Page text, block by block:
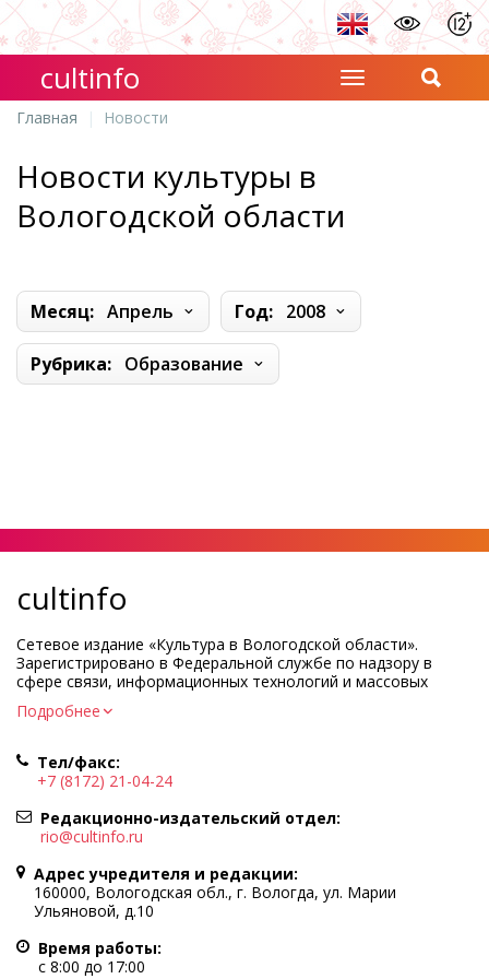
cultinfo
Главная Новости
Новости культуры в
Вологодской области
Месяц: Апрель Год: 2008
Рубрика: Образование
cultinfo
Сетевое издание «Культура в Вологодской области».
Зарегистрировано в Федеральной службе по надзору в
сфере связи, информационных технологий и массовых
коммуникаций.
Регистрационный номер и дата принятия решения о
Учредитель КУ ВО «Информационно-аналитический центр
культуры»
Адрес учредителя и редакции: 160000, Вологодская обл., г.
Вологда, ул. Марии Ульяновой, д.10
Главный редактор — Легчанова Елена Григорьевна
Политика в отношении обработки персональных данных
При полном или частичном использовании информации
портала гиперссылка на cultinfo.ru обязательна.
Редакция не несет ответственности за достоверность
Подробнее
Тел/факс:
+7 (8172) 21-04-24
Редакционно-издательский отдел:
rio@cultinfo.ru
Адрес учредителя и редакции:
160000, Вологодская обл., г. Вологда, ул. Марии
Ульяновой, д.10
Время работы:
с 8:00 до 17:00